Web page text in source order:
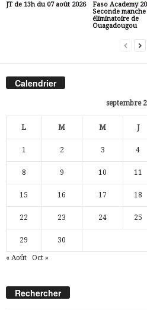
JT de 13h du 07 août 2026
Faso Academy
Seconde manche
éliminatoire de
Ouagadougou
Calendrier
septembre
L M M J
1 2 3 4
8 9 10 11
15 16 17 18
22 23 24 25
29 30
« Août Oct »
Rechercher